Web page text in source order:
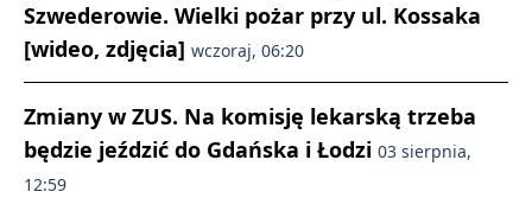
Szwederowie. Wielki pożar przy ul. Kossaka
[wideo, zdjęcia] wczoraj, 06:20
Zmiany w ZUS. Na komisję lekarską trzeba
będzie jeździć do Gdańska i Łodzi 03 sierpnia,
12:59